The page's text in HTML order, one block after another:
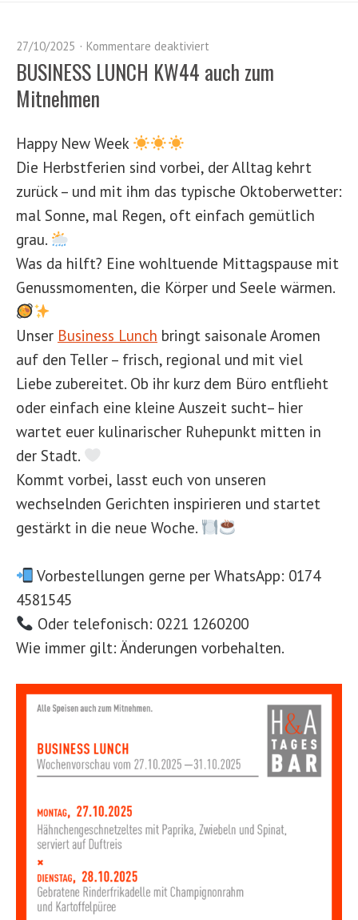
27/10/2025 Kommentare deaktiviert
BUSINESS LUNCH KW44 auch zum
Mitnehmen
Happy New Week
Die Herbstferien sind vorbei, der Alltag kehrt
zurück – und mit ihm das typische Oktoberwetter:
mal Sonne, mal Regen, oft einfach gemütlich
grau.
Was da hilft? Eine wohltuende Mittagspause mit
Genussmomenten, die Körper und Seele wärmen.
Unser Business Lunch bringt saisonale Aromen
auf den Teller – frisch, regional und mit viel
Liebe zubereitet. Ob ihr kurz dem Büro entflieht
oder einfach eine kleine Auszeit sucht– hier
wartet euer kulinarischer Ruhepunkt mitten in
der Stadt.
Kommt vorbei, lasst euch von unseren
wechselnden Gerichten inspirieren und startet
gestärkt in die neue Woche.
Vorbestellungen gerne per WhatsApp: 0174
4581545
Oder telefonisch: 0221 1260200
Wie immer gilt: Änderungen vorbehalten.